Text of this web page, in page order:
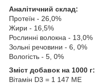
Аналітичний склад:
Протеїн - 26,0%
Жири - 16,5%
Рослинні волокна - 13,0%
Зольні речовини - 6, 0%
Вологість - 5, 0%
Зміст добавок на 1000 г:
Вітамін D3 = 1 147 МЕ